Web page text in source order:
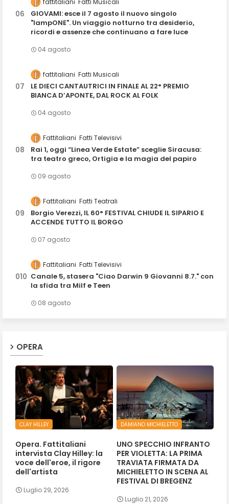
GIOVAMI: esce il 7 agosto il nuovo singolo
"lampONE". Un viaggio notturno tra desiderio,
ricordi e assenze che continuano a fare luce
04 agosto
fattitaliani Fatti Musicali
LE DIECI CANTAUTRICI IN FINALE AL 22° PREMIO
BIANCA D’APONTE, DAL ROCK AL FOLK
04 agosto
Fattitaliani Fatti Televisivi
Rai 1, oggi “Linea Verde Estate” sceglie Siracusa:
tra teatro greco, Ortigia e la magia del papiro
09 agosto
Fattitaliani Fatti Teatrali
Borgio Verezzi, IL 60° FESTIVAL CHIUDE IL SIPARIO E
ACCENDE TUTTO IL BORGO
07 agosto
Fattitaliani Fatti Televisivi
Canale 5, stasera "Ciao Darwin 9 Giovanni 8.7." con
la sfida tra Milf e Teen
08 agosto
OPERA
CLAY HILLEY
Opera. Fattitaliani
intervista Clay Hilley: la
voce dell'eroe, il rigore
dell'artista
Luglio 29, 2026
DAMIANO MICHIELETTO
UNO SPECCHIO INFRANTO
PER VIOLETTA: LA PRIMA
TRAVIATA FIRMATA DA
MICHIELETTO IN SCENA AL
FESTIVAL DI BREGENZ
Luglio 21, 2026